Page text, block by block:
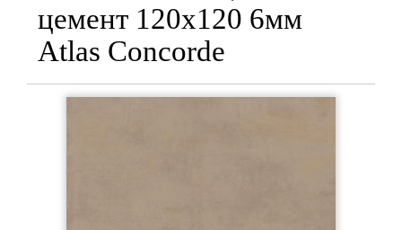
цемент 120x120 6мм
Atlas Concorde